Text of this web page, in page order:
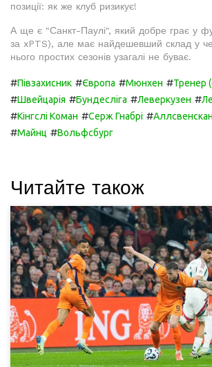
позиції: як же клуб ризикує!
А ще є "Санкт-Паулі", який добре грає у
за xPTS), але має найдешевший склад у
нього простих сезонів узагалі не буває.
#Півзахисник #Європа #Мюнхен #Тренер
#Швейцарія #Бундесліга #Леверкузен #
#Кінгслі Коман #Серж Гнабрі #Аллсвенскан
#Майнц #Вольфсбург
Читайте також